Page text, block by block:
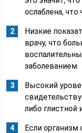
ослаблена,
Низкие
врачу, что
заболеванием.
Высокий
либо глистной
Если организм